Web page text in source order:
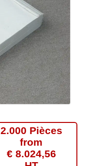
2.000 Pièces
from
€ 8.024,56